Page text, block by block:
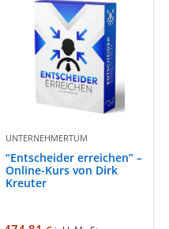
UNTERNEHMERTUM
“Entscheider erreichen” –
Online-Kurs von Dirk
Kreuter